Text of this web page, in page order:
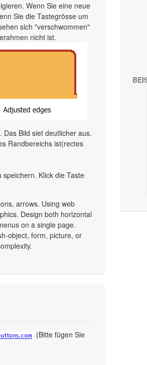
Wenn Sie eine neue
Sie die Tastegrösse um
sich "verschwommen"
nicht ist.
Bild siet deutlicher aus.
Randbereichs ist(rectes
Klick die Taste
arrows. Using web
Design both horizontal
on a single page.
object, form, picture, or
(Bitte fügen Sie